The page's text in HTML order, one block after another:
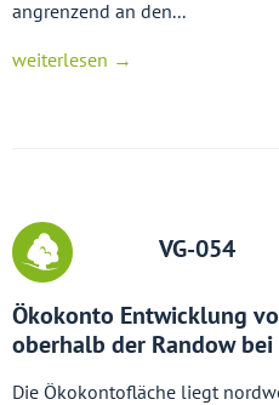
angrenzend an den...
weiterlesen →
VG-054
Ökokonto Entwicklung
oberhalb der Randow
Die Ökokontofläche liegt